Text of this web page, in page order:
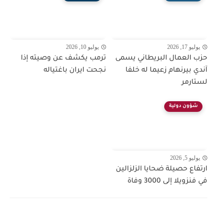
يوليو 17, 2026
حزب العمال البريطاني يسمى
آندي بيرنهام زعيما له خلفا
لستارمر
يوليو 10, 2026
ترمب يكشف عن وصيته إذا
نجحت ايران باغتياله
شؤون دولية
يوليو 5, 2026
ارتفاع حصيلة ضحايا الزلزالين
في فنزويلا إلى 3000 وفاة